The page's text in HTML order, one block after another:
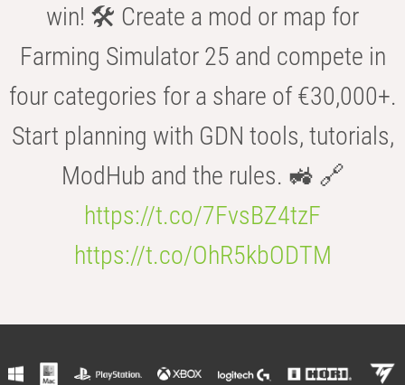
win! 🛠️ Create a mod or map for
Farming Simulator 25 and compete in
four categories for a share of €30,000+.
Start planning with GDN tools, tutorials,
ModHub and the rules. 🚜 🔗
https://t.co/7FvsBZ4tzF
https://t.co/OhR5kbODTM